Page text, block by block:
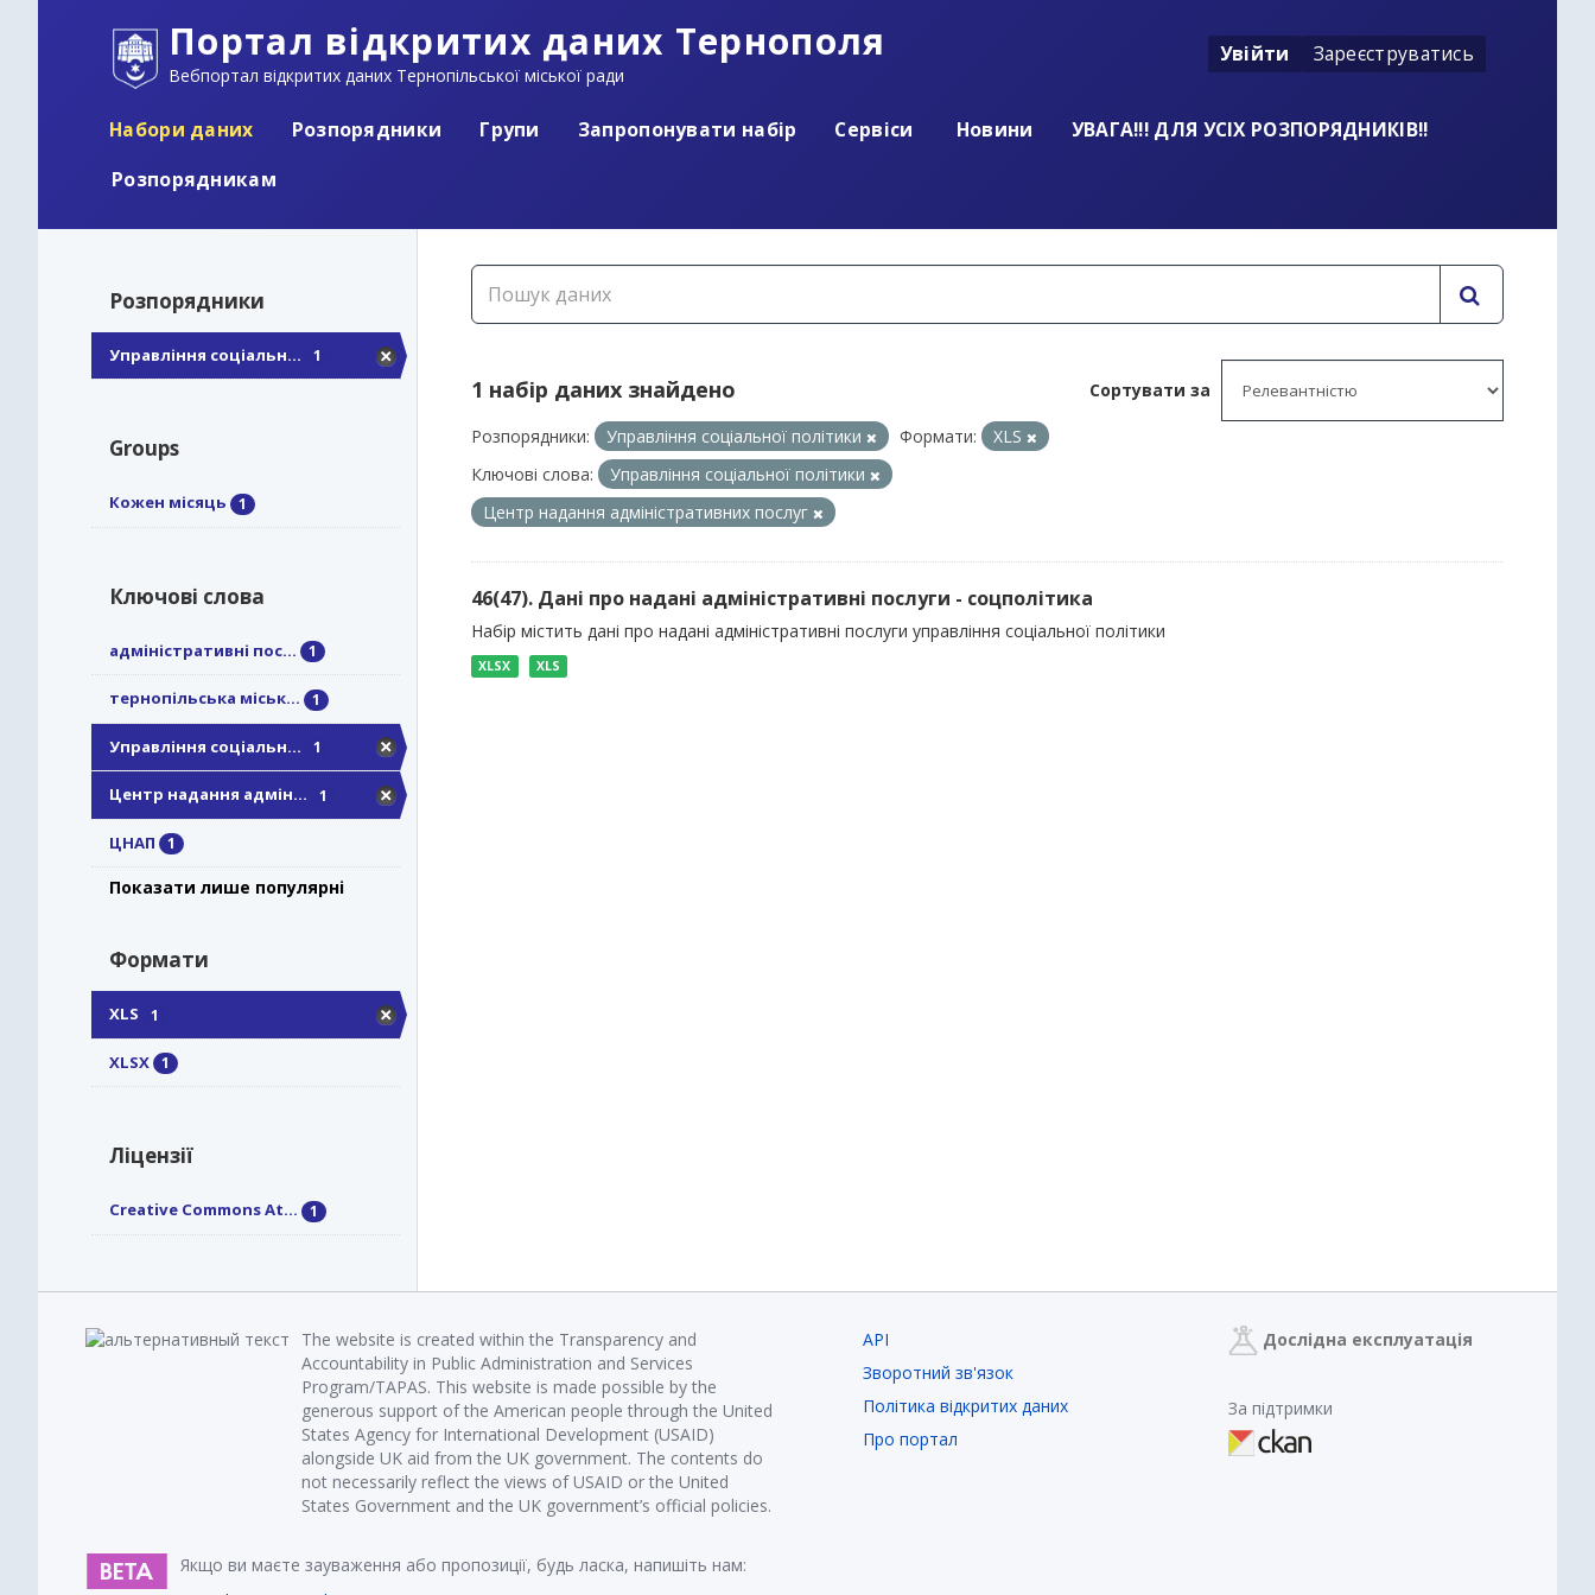
Портал відкритих даних Тернополя
Вебпортал відкритих даних Тернопільської міської ради
Увійти Зареєструватись
Набори даних Розпорядники Групи Запропонувати набір Сервіси Новини
УВАГА!!! ДЛЯ УСІХ РОЗПОРЯДНИКІВ!!
Розпорядникам
Розпорядники
Управління соціальн... 1
Groups
Кожен місяць 1
Ключові слова
адміністративні пос... 1
тернопільська міськ... 1
Управління соціальн... 1
Центр надання адмін... 1
ЦНАП 1
Показати лише популярні
Формати
XLS 1
XLSX 1
Ліцензії
Creative Commons At... 1
Сортувати за
1 набір даних знайдено
Розпорядники: Управління соціальної політики Формати:
XLS
Ключові слова:
Управління соціальної політики
Центр надання адміністративних послуг
46(47). Дані про надані адміністративні послуги - соцполітика
Набір містить дані про надані адміністративні послуги управління соціальної політики
XLSX XLS
The website is created within the Transparency and
Accountability in Public Administration and Services
Program/TAPAS. This website is made possible by the
generous support of the American people through the United
States Agency for International Development (USAID)
alongside UK aid from the UK government. The contents do
not necessarily reflect the views of USAID or the United
States Government and the UK government’s official policies.
Якщо ви маєте зауваження або пропозиції, будь ласка, напишіть нам:
API
Зворотний зв'язок
Політика відкритих даних
Про портал
Дослідна експлуатація
За підтримки